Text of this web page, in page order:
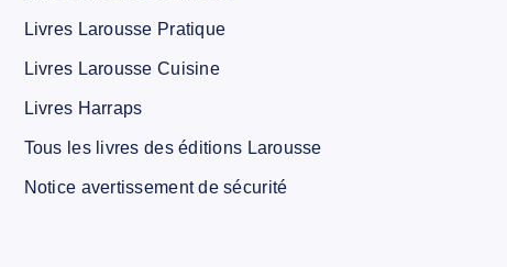
Livres Larousse Pratique
Livres Larousse Cuisine
Livres Harraps
Tous les livres des éditions Larousse
Notice avertissement de sécurité